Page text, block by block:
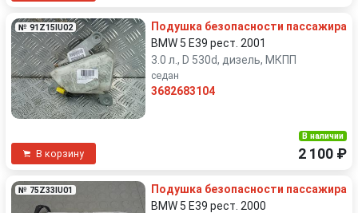
№ 91Z15IU02
Подушка безопасности пассажира
BMW 5 E39 рест. 2001
3.0 л., D 530d, дизель, МКПП
седан
3682683104
В корзину
В наличии
2 100 ₽
№ 75Z33IU01
Подушка безопасности пассажира
BMW 5 E39 рест. 2000